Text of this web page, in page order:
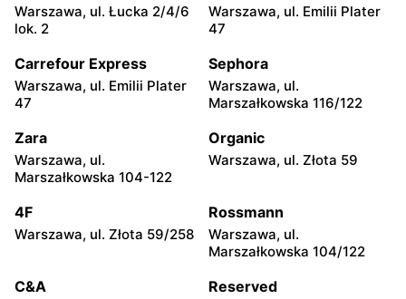
Netto
171
Netto
Netto
20B
Netto
Krasińskiego 72
Netto
70
Netto
1C
Netto
56
Netto
Warszawy 2A
Warszawa, ul. Łucka 2/4/6
lok. 2
Warszawa, ul. Emilii Plater
47
Carrefour Express
Warszawa, ul. Emilii Plater
47
Sephora
Warszawa, ul.
Marszałkowska 116/122
Zara
Warszawa, ul.
Marszałkowska 104-122
Organic
Warszawa, ul. Złota 59
4F
Warszawa, ul. Złota 59/258
Rossmann
Warszawa, ul.
Marszałkowska 104/122
C&A Reserved